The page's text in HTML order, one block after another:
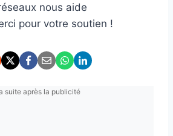
nous aide
pour votre soutien !
suite après la publicité